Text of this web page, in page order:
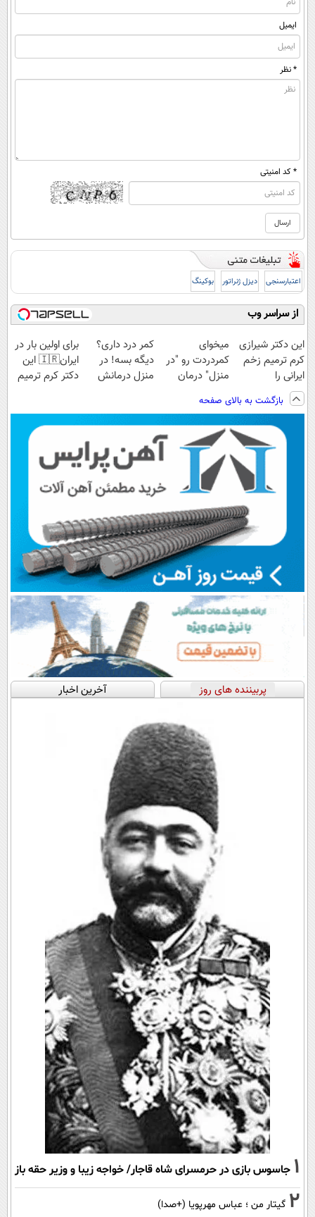
ایمیل
* نظر
* کد امنیتی
اعتبارسنجی دیزل ژنراتور بوکینگ
از سراسر وب
این دکتر شیرازی
کرم ترمیم زخم
ایرانی را
ساخت!!!
میخوای
کمردردت رو "در
منزل" درمان
◂پرسش‌نامه)
کمر درد داری؟
دیگه بسه! در
منزل درمانش
برای اولین بار در
ایران🇮🇷 این
دکتر کرم ترمیم
بازگشت به بالای صفحه
پربیننده های روز آخرین اخبار
1 جاسوس بازی در حرمسرای شاه قاجار/ خواجه زیبا و وزیر حقه باز
2 گیتار من ؛ عباس مهرپویا (+صدا)